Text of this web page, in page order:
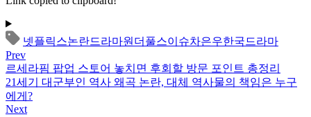
넷플릭스논란드라마원더풀스이슈차은우한국드라마
Prev
르세라핌 팝업 스토어 놓치면 후회할 방문 포인트 총정리
21세기 대군부인 역사 왜곡 논란, 대체 역사물의 책임은 누구
에게?
Next